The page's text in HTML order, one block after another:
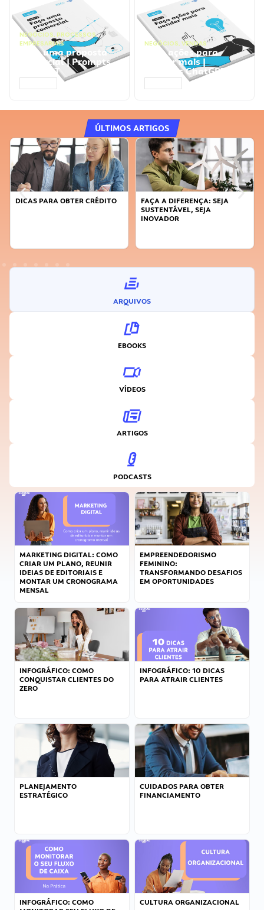
NEGÓCIOS, PROCESSOS
EMPRESARIAIS
Faça uma proposta
comercial | Prompts
ChatGPT
NEGÓCIOS, VENDAS
Faça ações para
vender mais |
Prompts ChatGPT
ÚLTIMOS ARTIGOS
DICAS PARA OBTER CRÉDITO
FAÇA A DIFERENÇA: SEJA
SUSTENTÁVEL, SEJA
INOVADOR
ARQUIVOS
EBOOKS
VÍDEOS
ARTIGOS
PODCASTS
MARKETING DIGITAL: COMO
CRIAR UM PLANO, REUNIR
IDEIAS DE EDITORIAIS E
MONTAR UM CRONOGRAMA
MENSAL
EMPREENDEDORISMO
FEMININO:
TRANSFORMANDO DESAFIOS
EM OPORTUNIDADES
INFOGRÁFICO: COMO
CONQUISTAR CLIENTES DO
ZERO
INFOGRÁFICO: 10 DICAS
PARA ATRAIR CLIENTES
PLANEJAMENTO
ESTRATÉGICO
CUIDADOS PARA OBTER
FINANCIAMENTO
INFOGRÁFICO: COMO
CULTURA ORGANIZACIONAL